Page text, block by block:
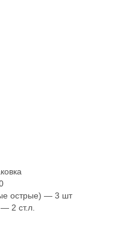
острые) — 3 шт
2 ст.л.